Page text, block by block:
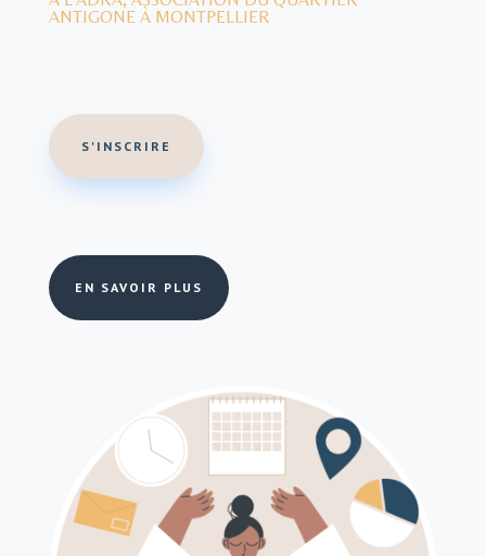
ANTIGONE À MONTPELLIER
S'INSCRIRE
EN SAVOIR PLUS